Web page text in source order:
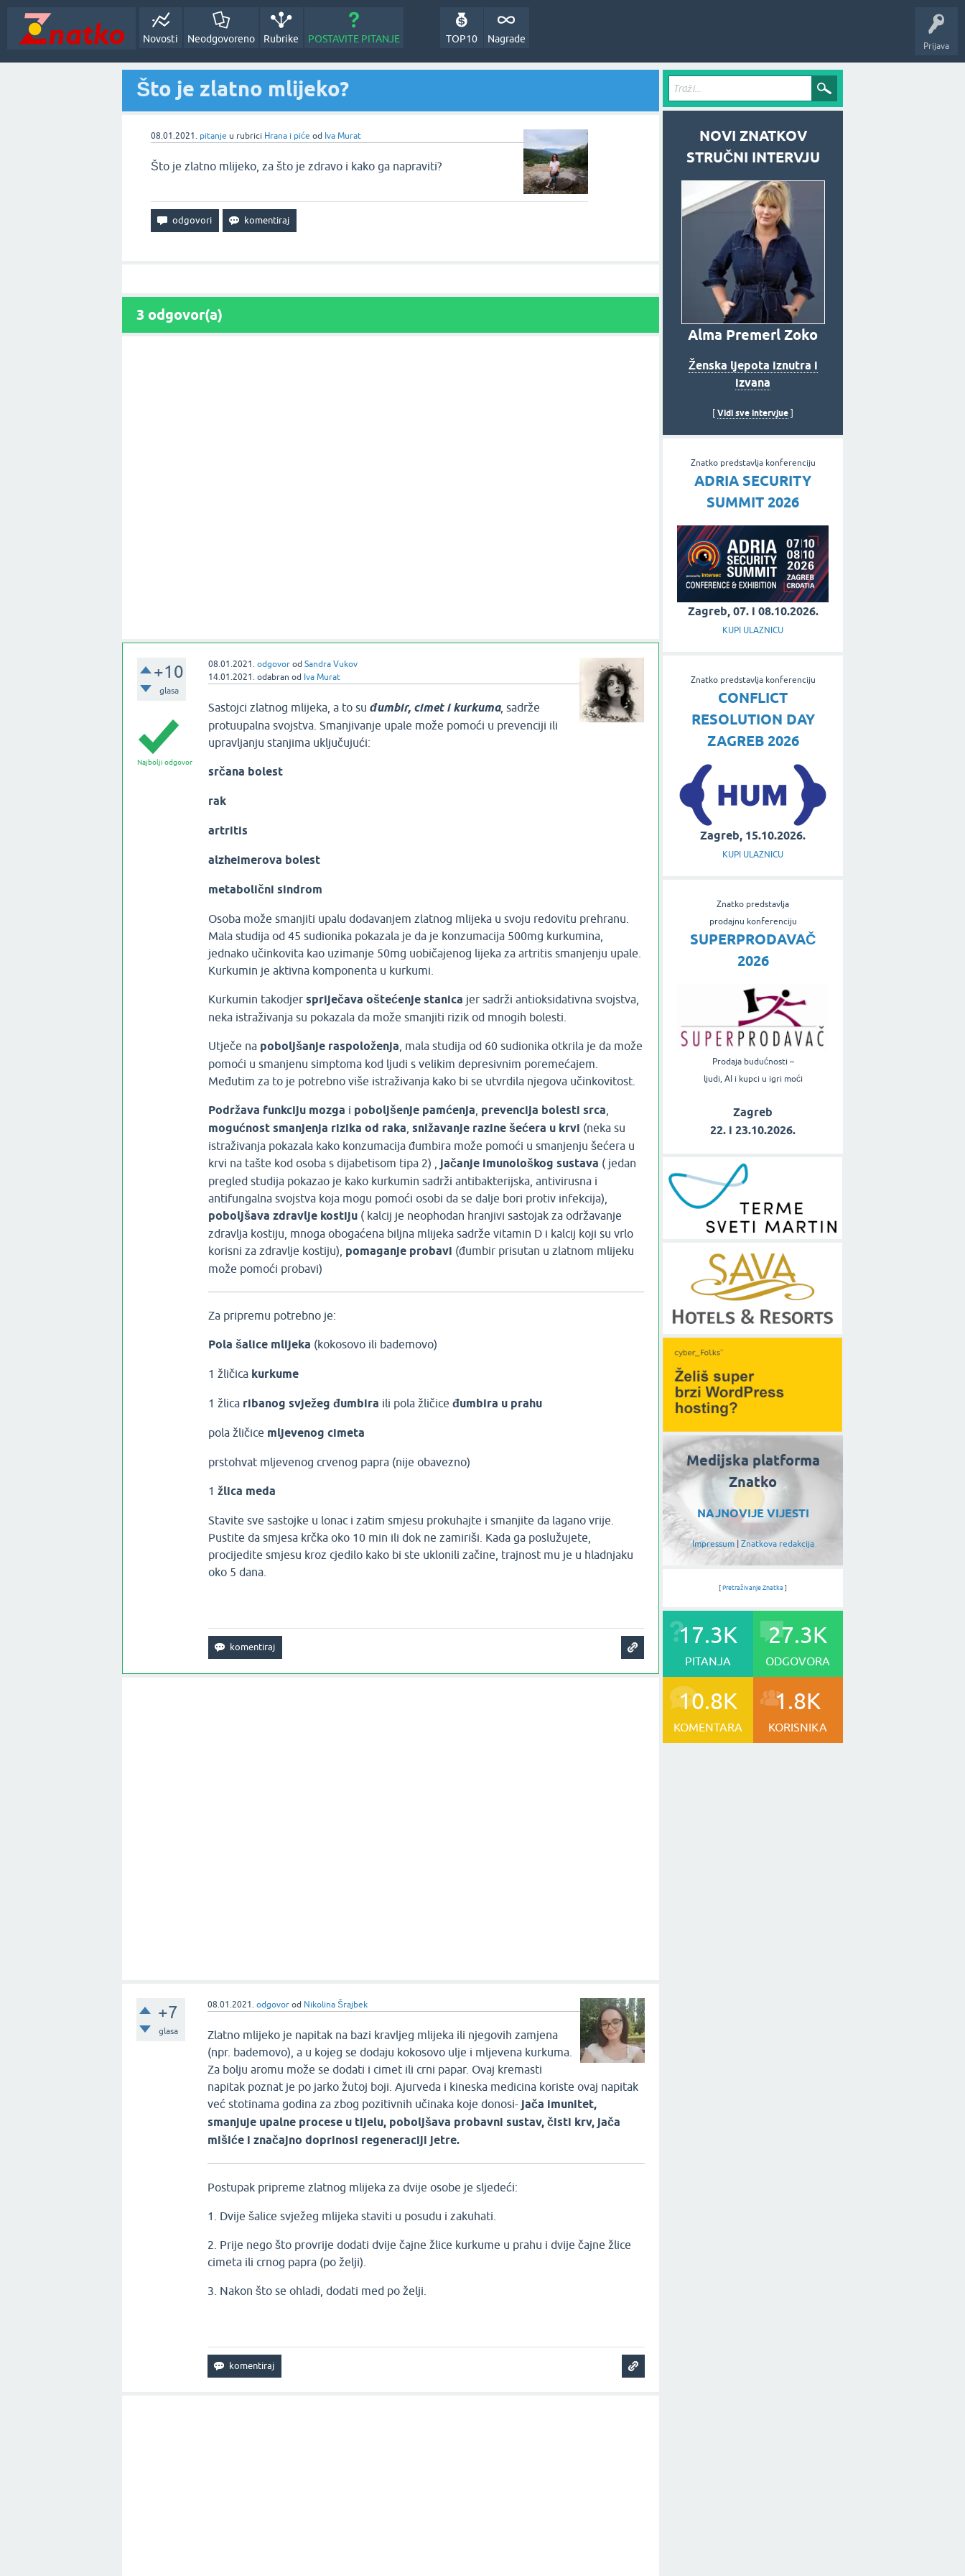
Prijava
Novosti Neodgovoreno Rubrike POSTAVITE PITANJE Nagrade
TOP10
Što je zlatno mlijeko?
08.01.2021. pitanje u rubrici Hrana i piće od Iva Murat
Što je zlatno mlijeko, za što je zdravo i kako ga napraviti?
3 odgovor(a)
+10
glasa
08.01.2021. odgovor od Sandra Vukov
14.01.2021. odabran od Iva Murat
Najbolji odgovor
Sastojci zlatnog mlijeka, a to su đumbir, cimet i kurkuma, sadrže
protuupalna svojstva. Smanjivanje upale može pomoći u prevenciji ili
upravljanju stanjima uključujući:
srčana bolest
rak
artritis
alzheimerova bolest
metabolični sindrom
Osoba može smanjiti upalu dodavanjem zlatnog mlijeka u svoju redovitu prehranu.
Mala studija od 45 sudionika pokazala je da je konzumacija 500mg kurkumina,
jednako učinkovita kao uzimanje 50mg uobičajenog lijeka za artritis smanjenju upale.
Kurkumin je aktivna komponenta u kurkumi.
Kurkumin takodjer spriječava oštećenje stanica jer sadrži antioksidativna svojstva,
neka istraživanja su pokazala da može smanjiti rizik od mnogih bolesti.
Utječe na poboljšanje raspoloženja , mala studija od 60 sudionika otkrila je da može
pomoći u smanjenu simptoma kod ljudi s velikim depresivnim poremećajem.
Međutim za to je potrebno više istraživanja kako bi se utvrdila njegova učinkovitost.
Podržava funkciju mozga i poboljšenje pamćenja prevencija bolesti srca
mogućnost smanjenja rizika od raka snižavanje razine šećera u krvi (neka su
istraživanja pokazala kako konzumacija đumbira može pomoći u smanjenju šećera u
krvi na tašte kod osoba s dijabetisom tipa 2) ,
jačanje imunološkog sustava ( jedan
pregled studija pokazao je kako kurkumin sadrži antibakterijska, antivirusna i
antifungalna svojstva koja mogu pomoći osobi da se dalje bori protiv infekcija),
poboljšava zdravlje kostiju ( kalcij je neophodan hranjivi sastojak za održavanje
zdravlja kostiju, mnoga obogaćena biljna mlijeka sadrže vitamin D i kalcij koji su vrlo
korisni za zdravlje kostiju), pomaganje probavi (đumbir prisutan u zlatnom mlijeku
može pomoći probavi)
Za pripremu potrebno je:
Pola šalice mlijeka (kokosovo ili bademovo)
1 žličicakurkume
1 žlica ribanog svježeg đumbira ili pola žličice đumbira u prahu
pola žličice mljevenog cimeta
prstohvat mljevenog crvenog papra (nije obavezno)
1 žlica meda
Stavite sve sastojke u lonac i zatim smjesu prokuhajte i smanjite da lagano vrije.
Pustite da smjesa krčka oko 10 min ili dok ne zamiriši. Kada ga poslužujete,
procijedite smjesu kroz cjedilo kako bi ste uklonili začine, trajnost mu je u hladnjaku
oko 5 dana.
+7
glasa
08.01.2021. odgovor od Nikolina Šrajbek
Zlatno mlijeko je napitak na bazi kravljeg mlijeka ili njegovih zamjena
(npr. bademovo), a u kojeg se dodaju kokosovo ulje i mljevena kurkuma.
Za bolju aromu može se dodati i cimet ili crni papar. Ovaj kremasti
napitak poznat je po jarko žutoj boji. Ajurveda i kineska medicina koriste ovaj napitak
već stotinama godina za zbog pozitivnih učinaka koje donosi- jača imunitet,
smanjuje upalne procese u tijelu, poboljšava probavni sustav, čisti krv, jača
mišiće i značajno doprinosi regeneraciji jetre.
Postupak pripreme zlatnog mlijeka za dvije osobe je sljedeći:
1. Dvije šalice svježeg mlijeka staviti u posudu i zakuhati.
2. Prije nego što provrije dodati dvije čajne žlice kurkume u prahu i dvije čajne žlice
cimeta ili crnog papra (po želji).
3. Nakon što se ohladi, dodati med po želji.
NOVI ZNATKOV
STRUČNI INTERVJU
Alma Premerl Zoko
Ženska ljepota iznutra i
izvana
Vidi sve intervjue
Znatko predstavlja konferenciju
ADRIA SECURITY
SUMMIT 2026
Zagreb, 07. i 08.10.2026.
KUPI ULAZNICU
Znatko predstavlja konferenciju
CONFLICT
RESOLUTION DAY
ZAGREB 2026
Zagreb, 15.10.2026.
KUPI ULAZNICU
Znatko predstavlja
prodajnu konferenciju
SUPERPRODAVAČ
2026
Prodaja budućnosti –
ljudi, AI i kupci u igri moći
Zagreb
22. i 23.10.2026.
Medijska platforma
Znatko
NAJNOVIJE VIJESTI
Impressum| Znatkova redakcija
[ Pretraživanje Znatka ]
17.3K
PITANJA
27.3K
ODGOVORA
10.8K
KOMENTARA
1.8K
KORISNIKA